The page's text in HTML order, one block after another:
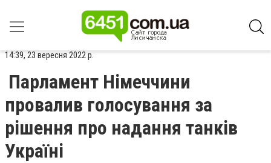
14:39, 23 вересня 2022 р.
Парламент Німеччини
провалив голосування за
рішення про надання танків
Україні